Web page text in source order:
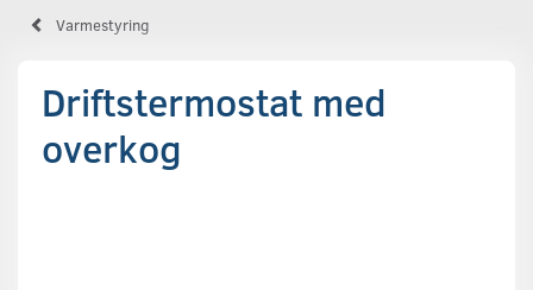
Varmestyring
Driftstermostat med
overkog